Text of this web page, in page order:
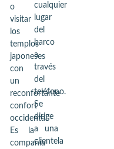
o
visitar
los
templos
japoneses
con
un
reconfortante
confort
occidental.
Es la
compañía
cualquier
lugar
del
barco
a
través
del
teléfono.
Se
dirige
a una
clientela